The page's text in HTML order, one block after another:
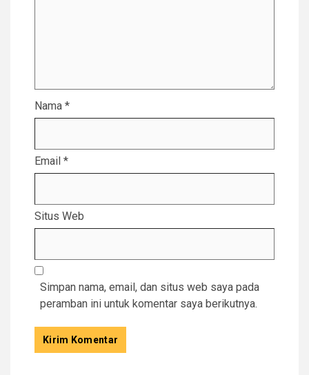
Nama *
Email *
Situs Web
Simpan nama, email, dan situs web saya pada
peramban ini untuk komentar saya berikutnya.